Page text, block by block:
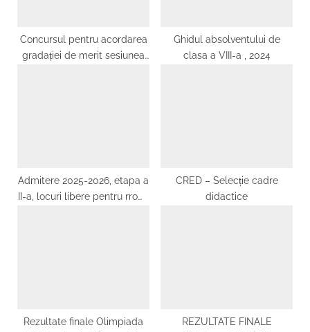
Concursul pentru acordarea
gradației de merit sesiunea
Ghidul absolventului de
clasa a VIII-a , 2024
Admitere 2025-2026, etapa a
II-a, locuri libere pentru rromi
CRED – Selecție cadre
didactice
Rezultate finale Olimpiada
REZULTATE FINALE